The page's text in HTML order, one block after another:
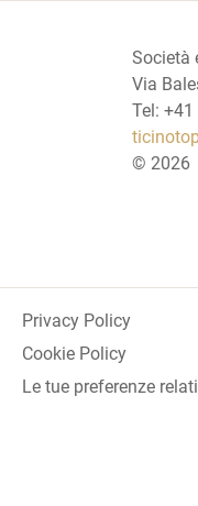
Società
Via
Tel:
© 2026
Privacy Policy
Cookie Policy
Le tue preferenze